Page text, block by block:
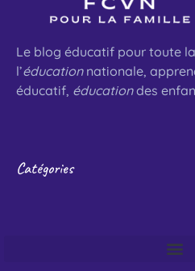
Le blog éducatif pour toute la
l’éducationnationale,
éducatif, éducationdes
Catégories